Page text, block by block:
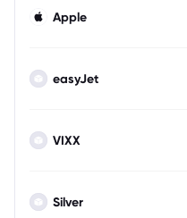
Apple
easyJet
VIXX
Silver